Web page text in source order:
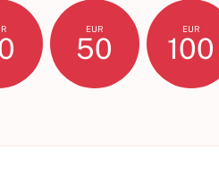
EUR
50
EUR
100